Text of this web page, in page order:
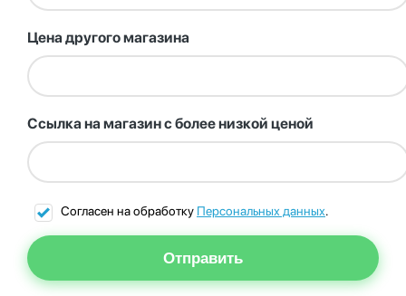
Цена другого магазина
Ссылка на магазин с более низкой ценой
Согласен на обработку Персональных данных.
Отправить